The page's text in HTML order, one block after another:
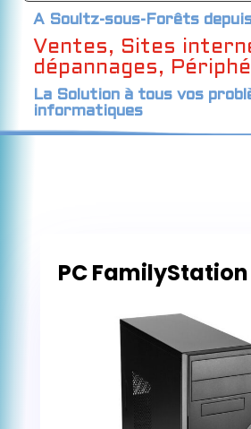
A Soultz-sous-Forêts
Ventes, Sites
dépannages,
La Solution à tous vos
informatiques
PC FamilyStation